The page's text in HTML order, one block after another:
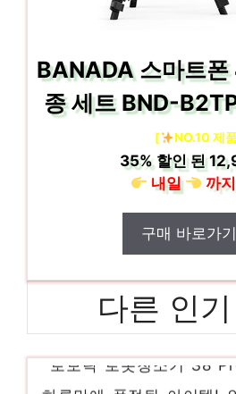
BANADA 스마트
종 세트 BND-
[ NO.10 제
35%할인 된
내일
까지
구매 바로가기
다른 인